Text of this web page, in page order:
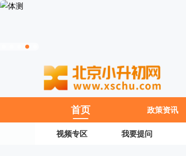
首页 政策资讯
视频专区 我要提问